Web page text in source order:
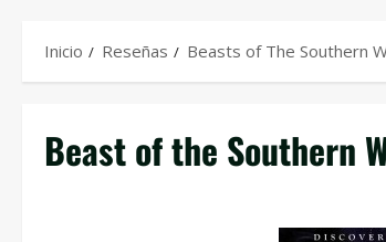
Inicio Reseñas Beasts of The Southern
Beast of the Southern